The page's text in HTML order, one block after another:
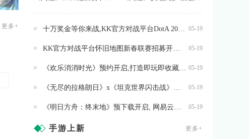
更多+ 05-19
05-19
05-19
05-19
05-19
手游上新 更多+